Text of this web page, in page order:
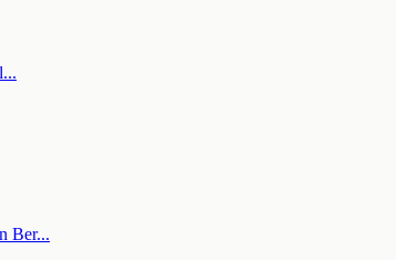
...
Ber...